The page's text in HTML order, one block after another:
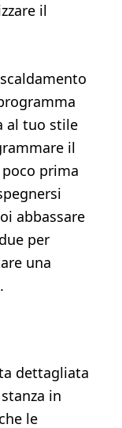
il
al tuo stile
il
prima
abbassare
per
una
dettagliata
in
le